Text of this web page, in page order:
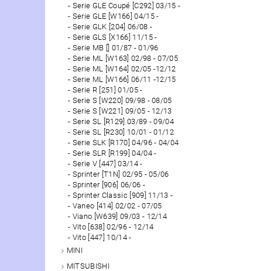
Serie GLE Coupé [C292] 03/15 -
Serie GLE [W166] 04/15 -
Serie GLK [204] 06/08 -
Serie GLS [X166] 11/15 -
Serie MB [] 01/87 - 01/96
Serie ML [W163] 02/98 - 07/05
Serie ML [W164] 02/05 -12/12
Serie ML [W166] 06/11 -12/15
Serie R [251] 01/05 -
Serie S [W220] 09/98 - 08/05
Serie S [W221] 09/05 - 12/13
Serie SL [R129] 03/89 - 09/04
Serie SL [R230] 10/01 - 01/12
Serie SLK [R170] 04/96 - 04/04
Serie SLR [R199] 04/04 -
Serie V [447] 03/14 -
Sprinter [T1N] 02/95 - 05/06
Sprinter [906] 06/06 -
Sprinter Classic [909] 11/13 -
Vaneo [414] 02/02 - 07/05
Viano [W639] 09/03 - 12/14
Vito [638] 02/96 - 12/14
Vito [447] 10/14 -
MINI
MITSUBISHI